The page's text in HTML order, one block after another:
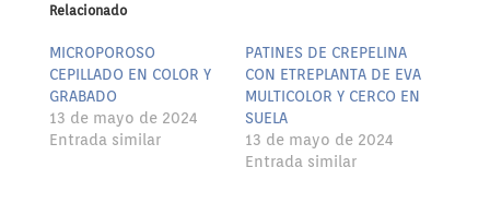
Relacionado
MICROPOROSO
CEPILLADO EN COLOR Y
GRABADO
13 de mayo de 2024
Entrada similar
PATINES DE CREPELINA
CON ETREPLANTA DE EVA
MULTICOLOR Y CERCO EN
SUELA
13 de mayo de 2024
Entrada similar